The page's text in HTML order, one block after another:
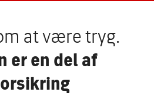
at være tryg.
er en del af